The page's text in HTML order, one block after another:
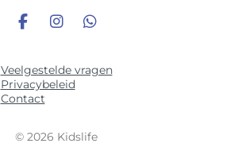
Veelgestelde vragen
Privacybeleid
Contact
© 2026 Kidslife